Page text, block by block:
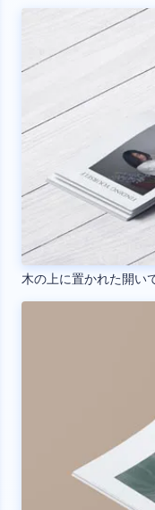
木の上に置かれた開い